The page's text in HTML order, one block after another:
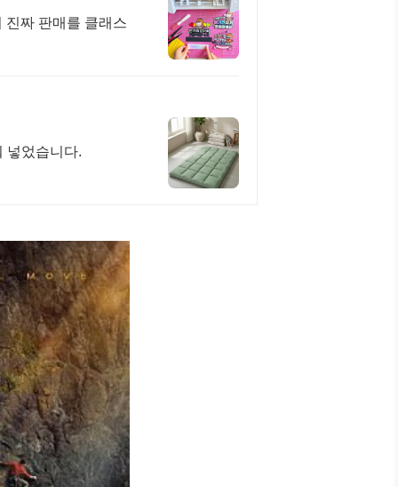
진짜 판매를 클래스
넣었습니다.